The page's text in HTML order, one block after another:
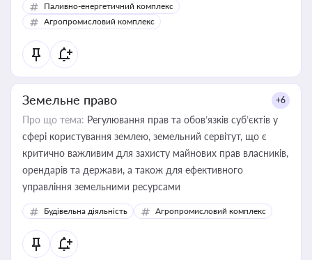
Паливно-енергетичний комплекс
Агропромисловий комплекс
Земельне право +6
Про що тема: Регулювання прав та обов’язків суб’єктів у
сфері користування землею, земельний сервітут, що є
критично важливим для захисту майнових прав власників,
орендарів та держави, а також для ефективного
управління земельними ресурсами
Будівельна діяльність Агропромисловий комплекс